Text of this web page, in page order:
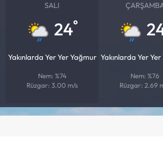
SALI
24°
Yakınlarda Yer Yer Yağmur
Nem: %74
Rüzgar: 3.00 m/s
Yakınlarda Yer
Nem: %76
Rüzgar: 2.69